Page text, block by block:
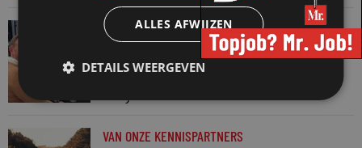
VAN ONZE KENNISPARTNERS
Martin Woodward: waarom geen enkel
advocatenkantoor hetzelfde kan blijven
VAN ONZE KENNISPARTNERS
ALLES AFWIJZEN
DETAILS WEERGEVEN